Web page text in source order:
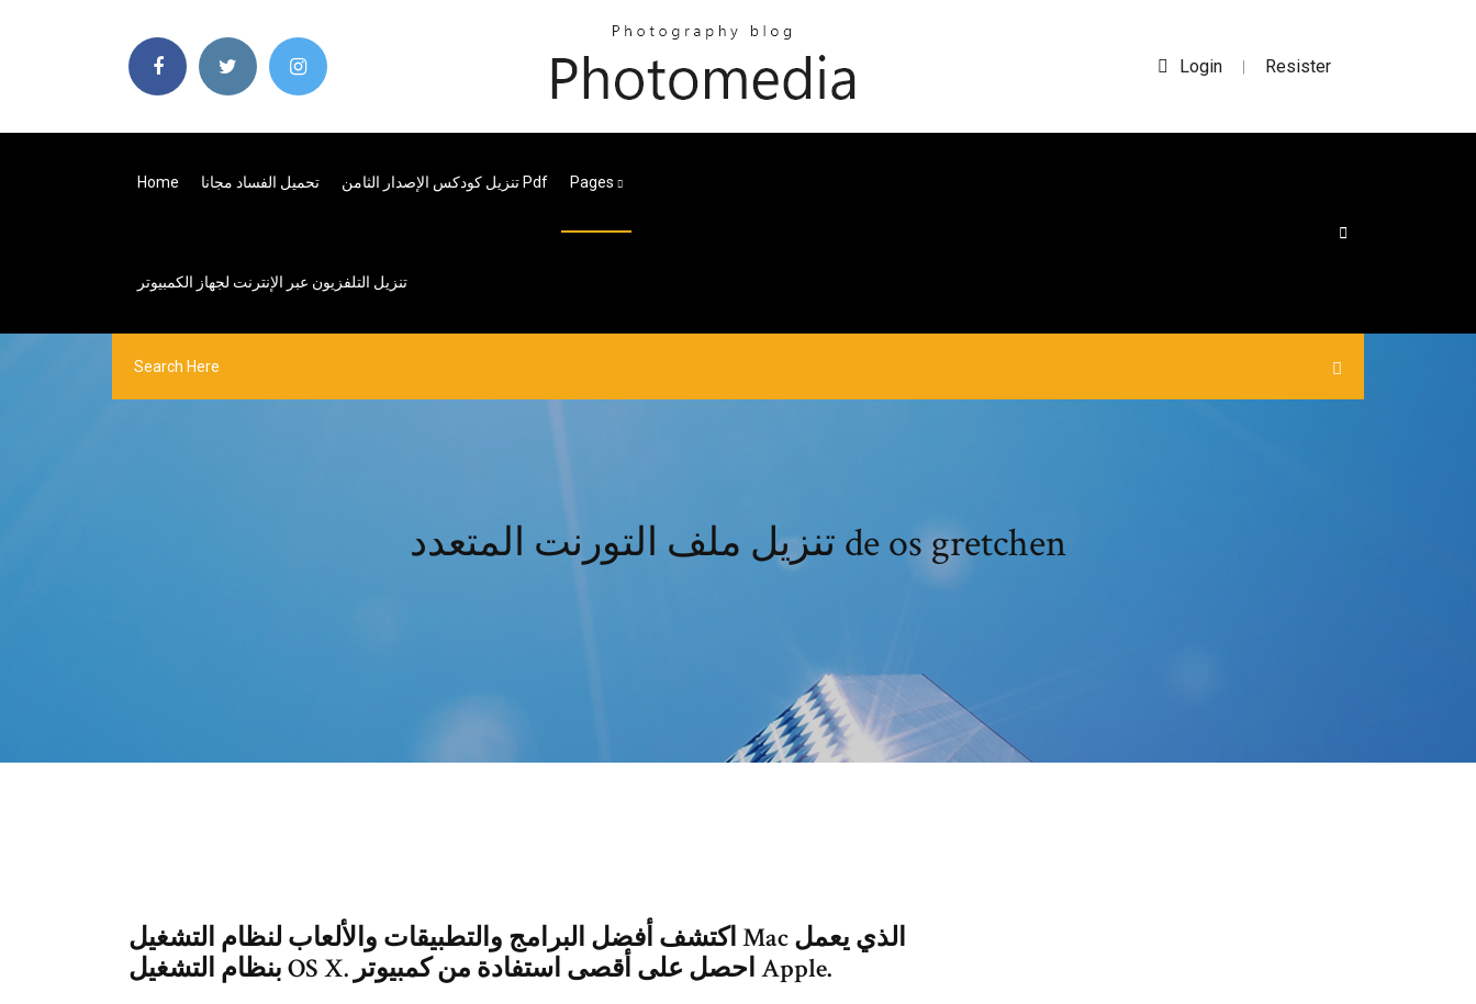
Login | Resister
Home تحميل الفساد مجانا تنزيل كودكس الإصدار الثامن Pdf Pages
تنزيل التلفزيون عبر الإنترنت لجهاز الكمبيوتر
تنزيل ملف التورنت المتعدد de os gretchen
اكتشف أفضل البرامج والتطبيقات والألعاب لنظام التشغيل Mac الذي يعمل
بنظام التشغيل OS X. احصل على أقصى استفادة من كمبيوتر Apple.